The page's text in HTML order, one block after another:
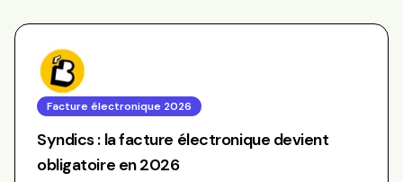
Facture électronique 2026
Syndics : la facture électronique devient
obligatoire en 2026